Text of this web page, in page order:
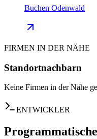
Buchen Odenwald
FIRMEN IN DER NÄHE
Standortnachbarn
Keine Firmen in der Nähe
ENTWICKLER